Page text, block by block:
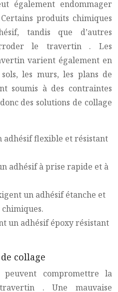
également endommager
produits chimiques
tandis que d’autres
le travertin . Les
varient également en
les murs, les plans de
soumis à des contraintes
des solutions de collage
adhésif flexible et résistant
adhésif à prise rapide et à
un adhésif étanche et
un adhésif époxy résistant
collage
peuvent compromettre la
. Une mauvaise